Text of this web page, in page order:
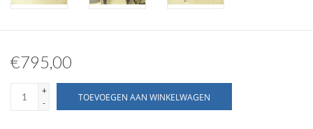
€795,00
+
-
TOEVOEGEN AAN WINKELWAGEN